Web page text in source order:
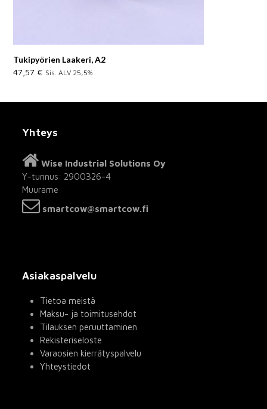
Tukipyörien Laakeri, A2
47,57 € Sis. ALV 25,5%
Yhteys
Wise Industrial Solutions Oy
Y-tunnus: 2900326-4
Muurame
smartcow@smartcow.fi
Asiakaspalvelu
Tietoa meistä
Maksu- ja toimitusehdot
Tilauksen peruuttaminen
Rekisteriseloste
Varaosien kierrätyspalvelu
Yhteystiedot